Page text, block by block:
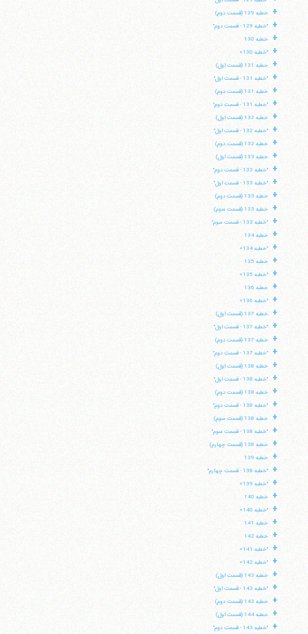
+ خطبه 129 (قسمت دوم)
+ "خطبه 129 - قسمت دوم"
+ خطبه 130
+ "خطبه 130»
+ خطبه 131 (قسمت اول)
+ "خطبه 131 - قسمت اول"
+ خطبه 131 (قسمت دوم)
+ "خطبه 131 - قسمت دوم"
+ خطبه 132 (قسمت اول)
+ "خطبه 132 - قسمت اول"
+ خطبه 132 (قسمت دوم)
+ خطبه 133 (قسمت اول)
+ "خطبه 132 - قسمت دوم"
+ "خطبه 133 - قسمت اول"
+ خطبه 133 (قسمت دوم)
+ خطبه 133 (قسمت سوم)
+ "خطبه 133 - قسمت سوم"
+ خطبه 134
+ "خطبه 134»
+ خطبه 135
+ "خطبه 135»
+ خطبه 136
+ "خطبه 136»
+ خطبه 137 (قسمت اول)
+ "خطبه 137 - قسمت اول"
+ خطبه 137 (قسمت دوم)
+ "خطبه 137 - قسمت دوم"
+ خطبه 138 (قسمت اول)
+ "خطبه 138 - قسمت اول"
+ خطبه 138 (قسمت دوم)
+ "خطبه 138 - قسمت دوم"
+ خطبه 138 (قسمت سوم)
+ "خطبه 138 - قسمت سوم"
+ خطبه 138 (قسمت چهارم)
+ خطبه 139
+ "خطبه 138 - قسمت چهارم"
+ "خطبه 139»
+ خطبه 140
+ "خطبه 140»
+ خطبه 141
+ خطبه 142
+ "خطبه 141»
+ "خطبه 142»
+ خطبه 143 (قسمت اول)
+ "خطبه 143 - قسمت اول"
+ خطبه 143 (قسمت دوم)
+ خطبه 144 (قسمت اول)
+ "خطبه 143 - قسمت دوم"